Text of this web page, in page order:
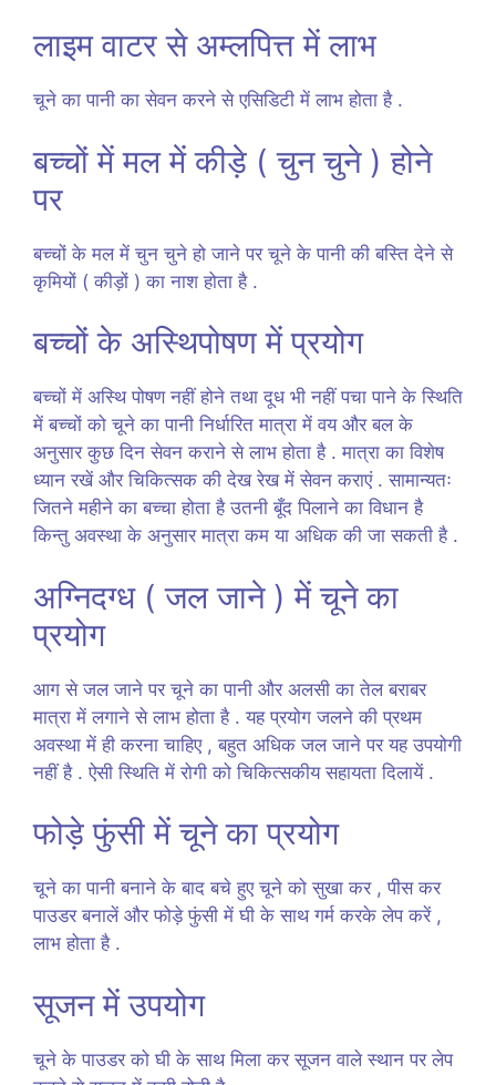
लाइम वाटर से अम्लपित्त में लाभ
चूने का पानी का सेवन करने से एसिडिटी में लाभ होता है .
बच्चों में मल में कीड़े ( चुन चुने ) होने
पर
बच्चों के मल में चुन चुने हो जाने पर चूने के पानी की बस्ति देने से
कृमियों ( कीड़ों ) का नाश होता है .
बच्चों के अस्थिपोषण में प्रयोग
बच्चों में अस्थि पोषण नहीं होने तथा दूध भी नहीं पचा पाने के स्थिति
में बच्चों को चूने का पानी निर्धारित मात्रा में वय और बल के
अनुसार कुछ दिन सेवन कराने से लाभ होता है . मात्रा का विशेष
ध्यान रखें और चिकित्सक की देख रेख में सेवन कराएं . सामान्यतः
जितने महीने का बच्चा होता है उतनी बूँद पिलाने का विधान है
किन्तु अवस्था के अनुसार मात्रा कम या अधिक की जा सकती है .
अग्निदग्ध ( जल जाने ) में चूने का
प्रयोग
आग से जल जाने पर चूने का पानी और अलसी का तेल बराबर
मात्रा में लगाने से लाभ होता है . यह प्रयोग जलने की प्रथम
अवस्था में ही करना चाहिए , बहुत अधिक जल जाने पर यह उपयोगी
नहीं है . ऐसी स्थिति में रोगी को चिकित्सकीय सहायता दिलायें .
फोड़े फुंसी में चूने का प्रयोग
चूने का पानी बनाने के बाद बचे हुए चूने को सुखा कर , पीस कर
पाउडर बनालें और फोड़े फुंसी में घी के साथ गर्म करके लेप करें ,
लाभ होता है .
सूजन में उपयोग
चूने के पाउडर को घी के साथ मिला कर सूजन वाले स्थान पर लेप